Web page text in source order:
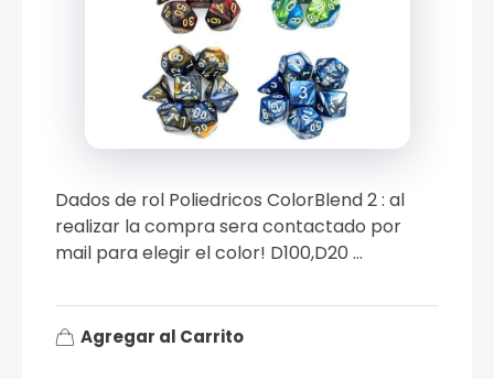
Dados de rol Poliedricos ColorBlend 2 : al
realizar la compra sera contactado por
mail para elegir el color! D100,D20 ...
Agregar al Carrito